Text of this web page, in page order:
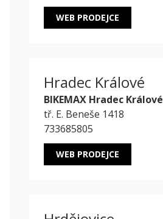
WEB PRODEJCE
Hradec Králové
BIKEMAX Hradec Králové
tř. E. Beneše 1418
733685805
WEB PRODEJCE